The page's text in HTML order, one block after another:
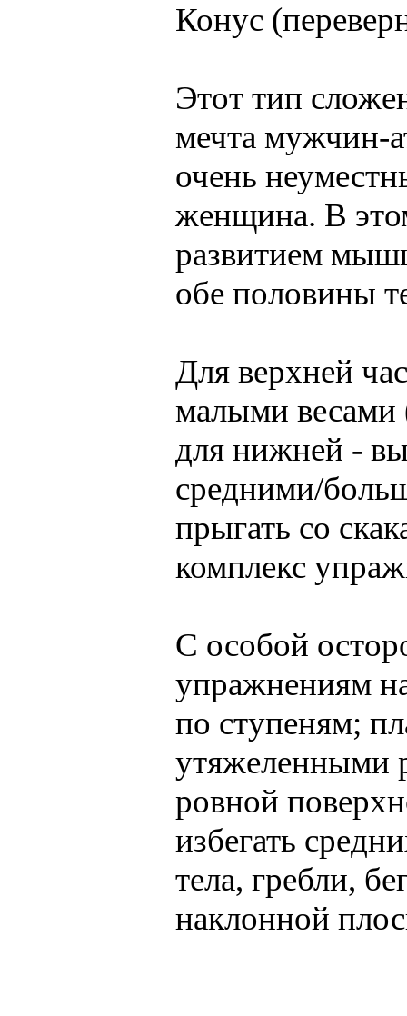
Конус
Этот тип
мечта мужчин-
очень
женщина. В
развитием
обе половины
Для верхней
малыми весами
для нижней -
средними/
прыгать со
комплекс
С особой
упражнениям
по ступеням;
утяжеленными
ровной
избегать
тела, гребли,
наклонной